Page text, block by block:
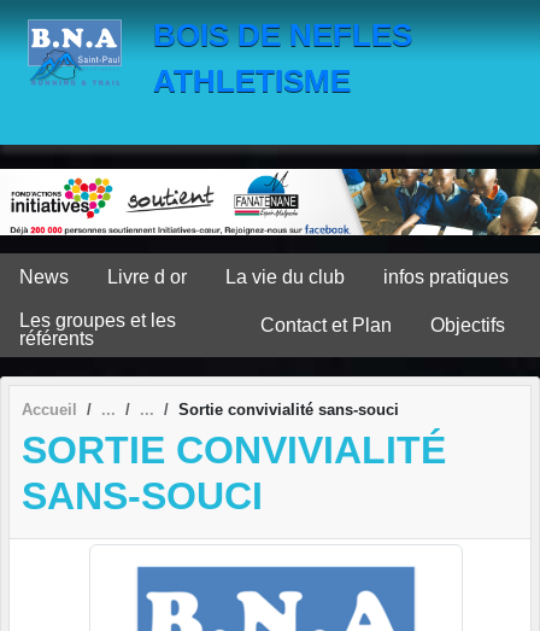
BOIS DE NEFLES
ATHLETISME
News Livre d or La vie du club infos pratiques
Les groupes et les
référents
Contact et Plan Objectifs
Accueil Sortie convivialité sans-souci
SORTIE CONVIVIALITÉ
SANS-SOUCI